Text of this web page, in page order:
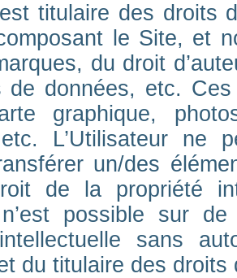
titulaire des droits
le Site, et
du droit
de données, etc.
graphique,
L’Utilisateur ne
un/des
de la propriété
n’est possible sur
sans
du titulaire des